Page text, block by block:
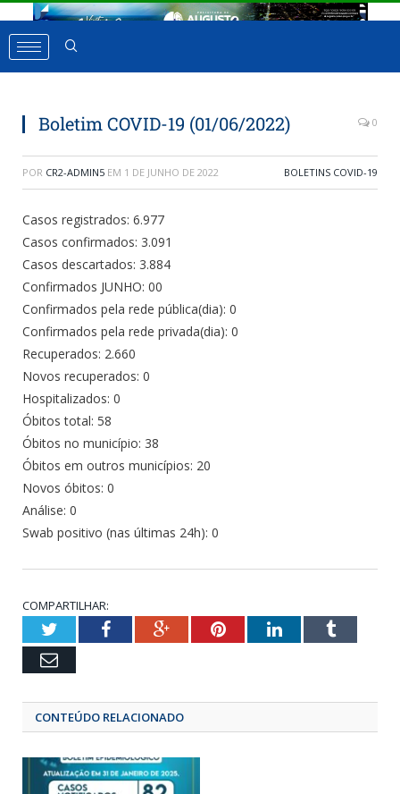
Boletim COVID-19 (01/06/2022) 0
POR CR2-ADMIN5 EM 1 DE JUNHO DE 2022 BOLETINS COVID-19
Casos registrados: 6.977
Casos confirmados: 3.091
Casos descartados: 3.884
Confirmados JUNHO: 00
Confirmados pela rede pública(dia): 0
Confirmados pela rede privada(dia): 0
Recuperados: 2.660
Novos recuperados: 0
Hospitalizados: 0
Óbitos total: 58
Óbitos no município: 38
Óbitos em outros municípios: 20
Novos óbitos: 0
Análise: 0
Swab positivo (nas últimas 24h): 0
COMPARTILHAR:
TwitterFacebookGoogle+Pinterest
LinkedIn
Email
CONTEÚDO RELACIONADO